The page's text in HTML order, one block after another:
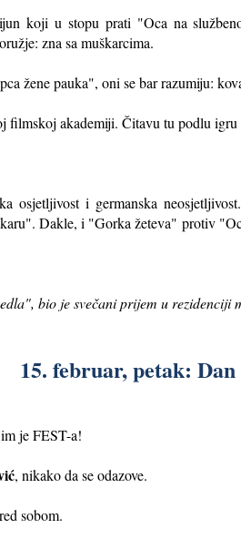
koji u stopu prati "Oca na
zna sa muškarcima.
žene pauka", oni se bar razumiju:
filmskoj akademiji. Čitavu tu podlu
osjetljivost i germanska
Dakle, i "Gorka žeteva" protiv
bio je svečani prijem u rezidenciji
15. februar, petak:
je FEST-a!
, nikako da se odazove.
sobom.